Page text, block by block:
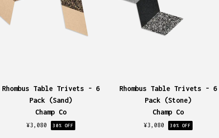
Rhombus Table Trivets - 6
Pack (Sand)
Champ Co
¥3,080 30% OFF
Rhombus Table Trivets - 6
Pack (Stone)
Champ Co
¥3,080 30% OFF